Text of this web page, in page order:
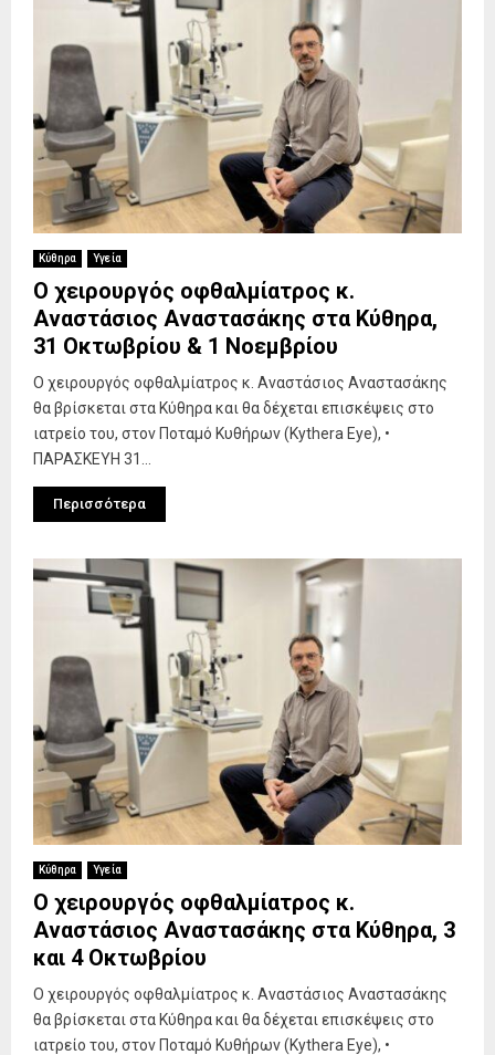
Κύθηρα Υγεία
Ο χειρουργός οφθαλμίατρος κ.
Αναστάσιος Αναστασάκης στα Κύθηρα,
31 Οκτωβρίου & 1 Νοεμβρίου
Ο χειρουργός οφθαλμίατρος κ. Αναστάσιος Αναστασάκης
θα βρίσκεται στα Κύθηρα και θα δέχεται επισκέψεις στο
ιατρείο του, στον Ποταμό Κυθήρων (Kythera Eye), •
ΠΑΡΑΣΚΕΥΗ 31...
Περισσότερα
Κύθηρα Υγεία
Ο χειρουργός οφθαλμίατρος κ.
Αναστάσιος Αναστασάκης στα Κύθηρα, 3
και 4 Οκτωβρίου
Ο χειρουργός οφθαλμίατρος κ. Αναστάσιος Αναστασάκης
θα βρίσκεται στα Κύθηρα και θα δέχεται επισκέψεις στο
ιατρείο του, στον Ποταμό Κυθήρων (Kythera Eye), •